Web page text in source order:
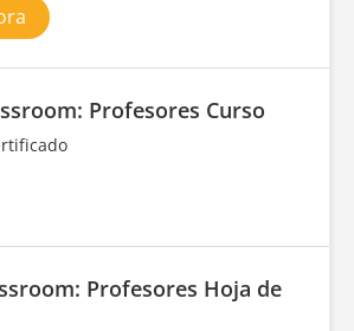
Profesores Curso
Profesores Hoja de